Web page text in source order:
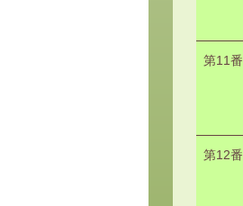
第11番
第12番